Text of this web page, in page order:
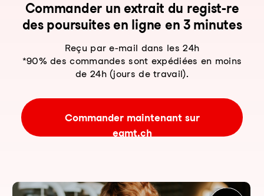
Com­man­der un ex­trait du re­gist-re
des pour­sui­tes en li­gne en 3 mi­nu­tes
Reçu par e-mail dans les 24h
*90% des commandes sont expédiées en moins
de 24h (jours de travail).
Commander maintenant sur
eamt.ch